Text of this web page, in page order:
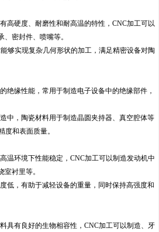
高硬度、耐磨性和耐高温的特性，CNC加工可以
密封件、喷嘴等。
够实现复杂几何形状的加工，满足精密设备对陶
绝缘性能，常用于制造电子设备中的绝缘部件，
中，陶瓷材料用于制造晶圆夹持器、真空腔体等
度和表面质量。
温环境下性能稳定，CNC加工可以制造发动机中
衬里等。
低，有助于减轻设备的重量，同时保持高强度和
具有良好的生物相容性，CNC加工可以制造、牙